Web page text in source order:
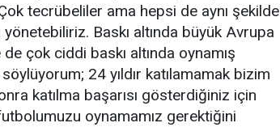
tecrübeliler ama hepsi de aynı şekilde
Baskı altında büyük Avrupa
çok ciddi baskı altında oynamış
24 yıldır katılamamak bizim
katılma başarısı gösterdiğiniz için
oynamamız gerektiğini